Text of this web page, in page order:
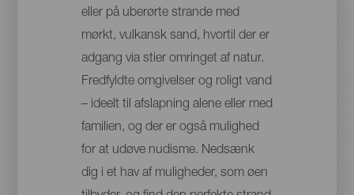
eller på uberørte strande med
mørkt, vulkansk sand, hvortil der er
adgang via stier omringet af natur.
Fredfyldte omgivelser og roligt vand
– ideelt til afslapning alene eller med
familien, og der er også mulighed
for at udøve nudisme. Nedsænk
dig i et hav af muligheder, som øen